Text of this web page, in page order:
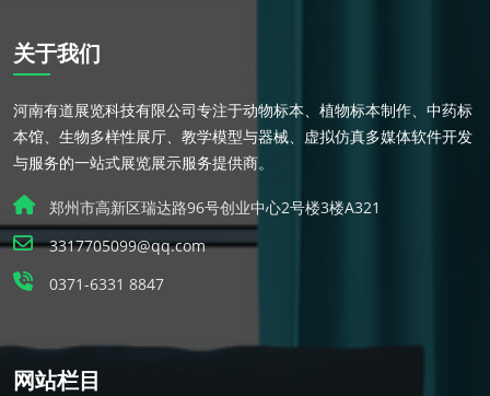
关于我们
河南有道展览科技有限公司专注于动物标本、植物标本制作、中药标
本馆、生物多样性展厅、教学模型与器械、虚拟仿真多媒体软件开发
与服务的一站式展览展示服务提供商。
郑州市高新区瑞达路96号创业中心2号楼3楼A321
3317705099@qq.com
0371-6331 8847
网站栏目